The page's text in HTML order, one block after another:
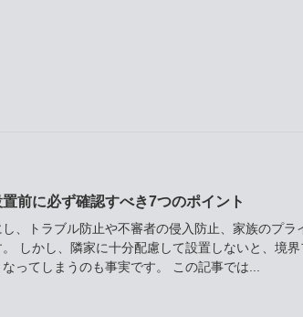
前に必ず確認すべき7つのポイント
、トラブル防止や不審者の侵入防止、家族のプラ
しかし、隣家に十分配慮して設置しないと、境界
ってしまうのも事実です。 この記事では...